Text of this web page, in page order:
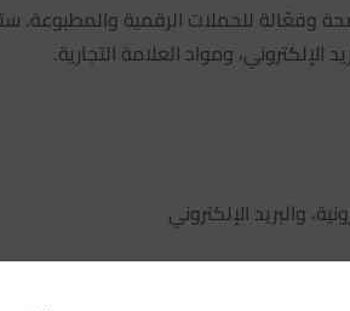
للحملات الرقمية والمطبوعة.
ومواد العلامة التجارية.
والبريد الإلكتروني